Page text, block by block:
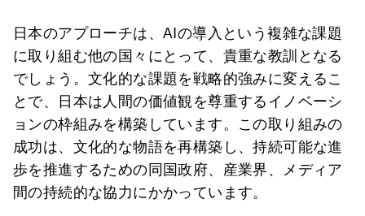
日本のアプローチは、AIの導入という複雑な課題
に取り組む他の国々にとって、貴重な教訓となる
でしょう。文化的な課題を戦略的強みに変えるこ
とで、日本は人間の価値観を尊重するイノベーシ
ョンの枠組みを構築しています。この取り組みの
成功は、文化的な物語を再構築し、持続可能な進
歩を推進するための同国政府、産業界、メディア
間の持続的な協力にかかっています。